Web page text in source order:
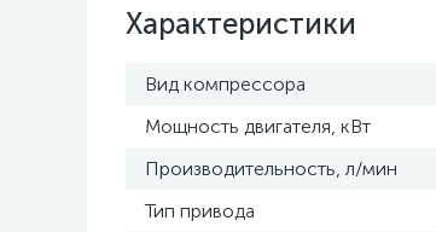
Характеристики
Вид компрессора
Мощность двигателя, кВт
Производительность, л/мин
Тип привода